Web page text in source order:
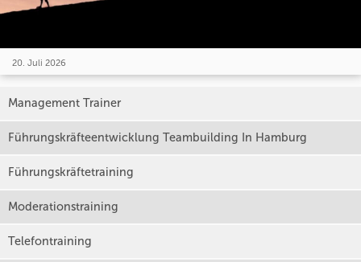
20. Juli 2026
Management Trainer
Führungskräfteentwicklung Teambuilding In Hamburg
Führungskräftetraining
Moderationstraining
Telefontraining